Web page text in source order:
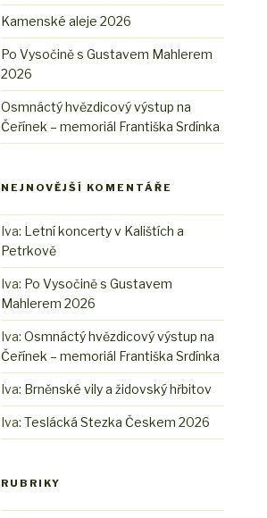
Kamenské aleje 2026
Po Vysočině s Gustavem Mahlerem
2026
Osmnáctý hvězdicový výstup na
Čeřínek – memoriál Františka Srdínka
NEJNOVĚJŠÍ KOMENTÁŘE
Iva: Letní koncerty v Kalištích a
Petrkově
Iva: Po Vysočině s Gustavem
Mahlerem 2026
Iva:Osmnáctý hvězdicový výstup na
Čeřínek – memoriál Františka Srdínka
Iva: Brněnské vily a židovský hřbitov
Iva:Teslácká Stezka Českem 2026
RUBRIKY